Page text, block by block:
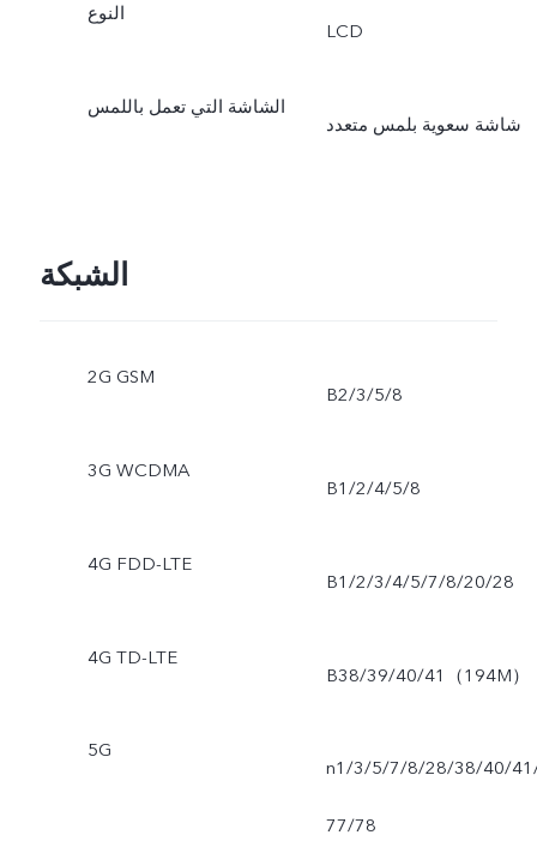
النوع
LCD
الشاشة التي تعمل باللمس
شاشة سعوية بلمس متعدد
الشبكة
2G GSM
B2/3/5/8
3G WCDMA
B1/2/4/5/8
4G FDD-LTE
B1/2/3/4/5/7/8/20/28
4G TD-LTE
B38/39/40/41（194M）
5G
n1/3/5/7/8/28/38/40/
77/78